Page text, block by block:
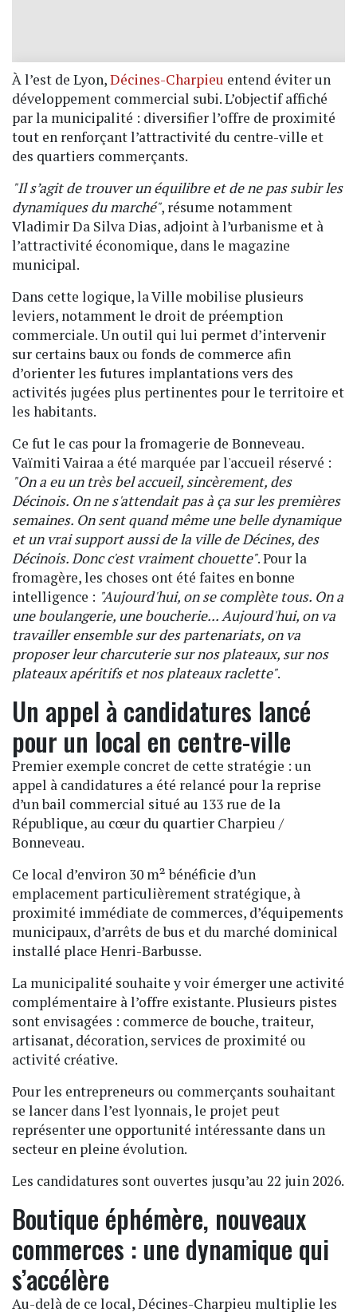
À l’est de Lyon,Décines-Charpieu entend éviter un
développement commercial subi. L’objectif affiché
par la municipalité : diversifier l’offre de proximité
tout en renforçant l’attractivité du centre-ville et
des quartiers commerçants.
"Il s’agit de trouver un équilibre et de ne pas subir les
dynamiques du marché", résume notamment
Vladimir Da Silva Dias, adjoint à l’urbanisme et à
l’attractivité économique, dans le magazine
municipal.
Dans cette logique, la Ville mobilise plusieurs
leviers, notamment le droit de préemption
commerciale. Un outil qui lui permet d’intervenir
sur certains baux ou fonds de commerce afin
d’orienter les futures implantations vers des
activités jugées plus pertinentes pour le territoire et
les habitants.
Ce fut le cas pour la fromagerie de Bonneveau.
Vaïmiti Vairaa a été marquée par l'accueil réservé :
"On a eu un très bel accueil, sincèrement, des
Décinois. On ne s'attendait pas à ça sur les premières
semaines. On sent quand même une belle dynamique
et un vrai support aussi de la ville de Décines, des
Décinois. Donc c'est vraiment chouette". Pour la
fromagère, les choses ont été faites en bonne
intelligence : "Aujourd'hui, on se complète tous. On a
une boulangerie, une boucherie... Aujourd'hui, on va
travailler ensemble sur des partenariats, on va
proposer leur charcuterie sur nos plateaux, sur nos
plateaux apéritifs et nos plateaux raclette".
Un appel à candidatures lancé
pour un local en centre-ville
Premier exemple concret de cette stratégie : un
appel à candidatures a été relancé pour la reprise
d’un bail commercial situé au 133 rue de la
République, au cœur du quartier Charpieu /
Bonneveau.
Ce local d’environ 30 m² bénéficie d’un
emplacement particulièrement stratégique, à
proximité immédiate de commerces, d’équipements
municipaux, d’arrêts de bus et du marché dominical
installé place Henri-Barbusse.
La municipalité souhaite y voir émerger une activité
complémentaire à l’offre existante. Plusieurs pistes
sont envisagées : commerce de bouche, traiteur,
artisanat, décoration, services de proximité ou
activité créative.
Pour les entrepreneurs ou commerçants souhaitant
se lancer dans l’est lyonnais, le projet peut
représenter une opportunité intéressante dans un
secteur en pleine évolution.
Les candidatures sont ouvertes jusqu’au 22 juin 2026.
Boutique éphémère, nouveaux
commerces : une dynamique qui
s’accélère
Au-delà de ce local, Décines-Charpieu multiplie les